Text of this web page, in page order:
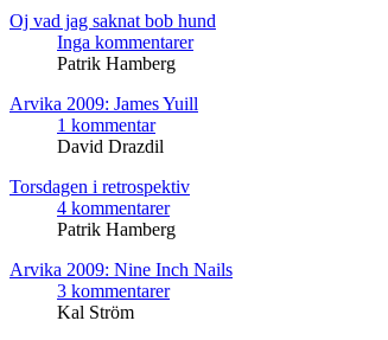
Oj vad jag saknat bob hund
Inga kommentarer
Patrik Hamberg
Arvika 2009: James Yuill
1 kommentar
David Drazdil
Torsdagen i retrospektiv
4 kommentarer
Patrik Hamberg
Arvika 2009: Nine Inch Nails
3 kommentarer
Kal Ström